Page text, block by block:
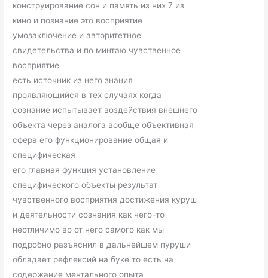
конструирование сон и память из них 7 из
кино и познание это восприятие
умозаключение и авторитетное
свидетельства и по минтаю чувственное
восприятие
есть источник из него знания
проявляющийся в тех случаях когда
сознание испытывает воздействия внешнего
объекта через аналога вообще объективная
сфера его функционирование общая и
специфическая
его главная функция установление
специфического объекты результат
чувственного восприятия достижения куруш
и деятельности сознания как чего-то
неотличимо во от него самого как мы
подробно разъяснил в дальнейшем пуруши
обладает рефлексий на буке то есть на
содержание ментального опыта